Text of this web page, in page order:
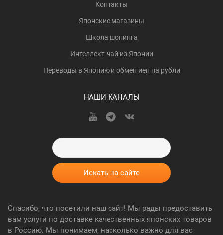
Контакты
Японские магазины
Школа шопинга
Интеллект-чай из Японии
Переводы в Японию и обмен иен на рубли
НАШИ КАНАЛЫ
Спасибо, что посетили наш сайт! Мы рады предоставить
вам услуги по доставке качественных японских товаров
в Россию. Мы понимаем, насколько важно для вас